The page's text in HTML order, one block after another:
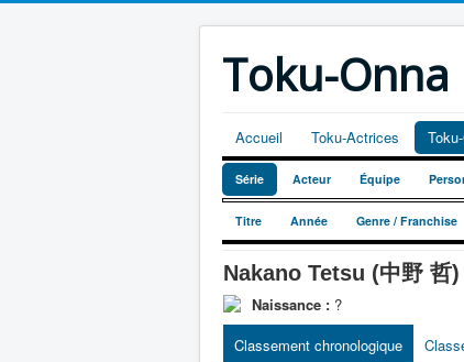
Toku-Onna
Accueil Toku-Actrices
Série Acteur Équipe
Titre Année Genre / Franchise
Nakano Tetsu (中野 哲)
Naissance : ?
Classement chronologique